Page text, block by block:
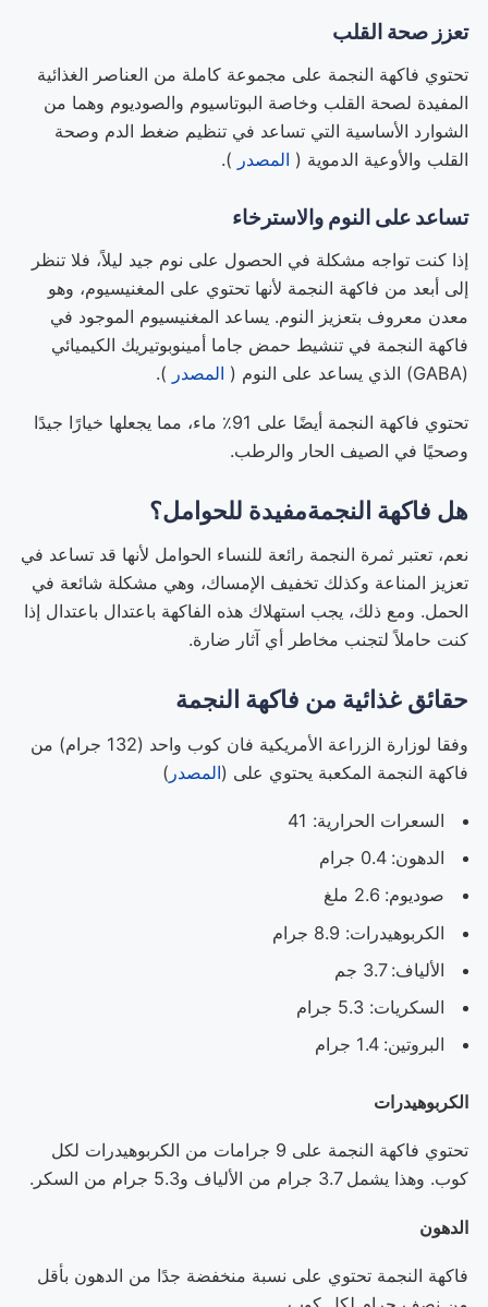
تعزز صحة القلب
تحتوي فاكهة النجمة على مجموعة كاملة من العناصر الغذائية
المفيدة لصحة القلب وخاصة البوتاسيوم والصوديوم وهما من
الشوارد الأساسية التي تساعد في تنظيم ضغط الدم وصحة
القلب والأوعية الدموية ( المصدر ).
تساعد على النوم والاسترخاء
إذا كنت تواجه مشكلة في الحصول على نوم جيد ليلاً، فلا تنظر
إلى أبعد من فاكهة النجمة لأنها تحتوي على المغنيسيوم، وهو
معدن معروف بتعزيز النوم. يساعد المغنيسيوم الموجود في
فاكهة النجمة في تنشيط حمض جاما أمينوبوتيريك الكيميائي
(GABA) الذي يساعد على النوم (
المصدر ).
تحتوي فاكهة النجمة أيضًا على 91٪ ماء، مما يجعلها خيارًا جيدًا
وصحيًا في الصيف الحار والرطب.
هل فاكهة النجمةمفيدة للحوامل؟
نعم، تعتبر ثمرة النجمة رائعة للنساء الحوامل لأنها قد تساعد في
تعزيز المناعة وكذلك تخفيف الإمساك، وهي مشكلة شائعة في
الحمل. ومع ذلك، يجب استهلاك هذه الفاكهة باعتدال باعتدال إذا
كنت حاملاً لتجنب مخاطر أي آثار ضارة.
حقائق غذائية من فاكهة النجمة
وفقا لوزارة الزراعة الأمريكية فان كوب واحد (132 جرام) من
فاكهة النجمة المكعبة يحتوي على (المصدر )
السعرات الحرارية: 41
الدهون: 0.4 جرام
صوديوم: 2.6 ملغ
الكربوهيدرات: 8.9 جرام
الألياف: 3.7 جم
السكريات: 5.3 جرام
البروتين: 1.4 جرام
الكربوهيدرات
تحتوي فاكهة النجمة على 9 جرامات من الكربوهيدرات لكل
كوب. وهذا يشمل 3.7 جرام من الألياف و5.3 جرام من السكر.
الدهون
فاكهة النجمة تحتوي على نسبة منخفضة جدًا من الدهون بأقل